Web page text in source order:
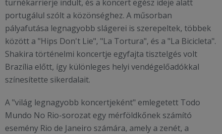
turnékarrierje indult, és a koncert egész ideje alatt
portugálul szólt a közönséghez. A műsorban
pályafutása legnagyobb slágerei is szerepeltek, többek
között a "Hips Don't Lie", "La Tortura", és a "La Bicicleta".
Shakira történelmi koncertje egyfajta tisztelgés volt
Brazília előtt, így különleges helyi vendégelőadókkal
színesítette sikerdalait.
A "világ legnagyobb koncertjeként" emlegetett Todo
Mundo No Rio-sorozat egy mérföldkőnek számító
esemény Rio de Janeiro számára, amely a zenét, a